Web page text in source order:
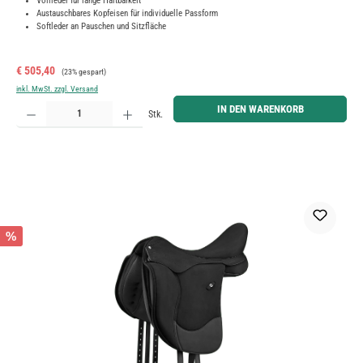
Austauschbares Kopfeisen für individuelle Passform
Softleder an Pauschen und Sitzfläche
Verkaufspreis:
€ 505,40 Regulärer Preis:
(23% gespart)
inkl. MwSt. zzgl. Versand
Produkt Anzahl: Gib den gewünschten Wert ein oder benutze die Schaltflächen um die Anzahl zu
Stk. IN DEN WARENKORB
%